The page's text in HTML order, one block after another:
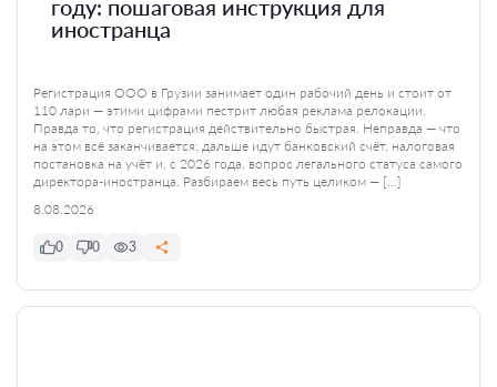
году: пошаговая инструкция для
иностранца
Регистрация ООО в Грузии занимает один рабочий день и стоит от
110 лари — этими цифрами пестрит любая реклама релокации.
Правда то, что регистрация действительно быстрая. Неправда — что
на этом всё заканчивается: дальше идут банковский счёт, налоговая
постановка на учёт и, с 2026 года, вопрос легального статуса самого
директора-иностранца. Разбираем весь путь целиком — […]
8.08.2026
0 0 3